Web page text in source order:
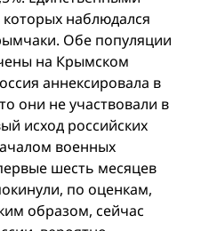
наблюдался
Обе популяции
на Крымском
аннексировала в
они не участвовали в
исход российских
военных
шесть месяцев
по оценкам,
образом, сейчас